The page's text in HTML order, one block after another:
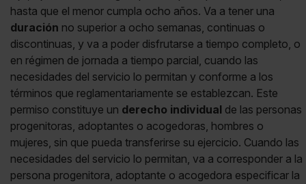
hasta que el menor cumpla ocho años. Va a tener una
duración no superior a ocho semanas, continuas o
discontinuas, y va a poder disfrutarse a tiempo completo, o
en régimen de jornada a tiempo parcial, cuando las
necesidades del servicio lo permitan y conforme a los
términos que reglamentariamente se establezcan. Este
permiso constituye un derecho individual de las personas
progenitoras, adoptantes o acogedoras, hombres o
mujeres, sin que pueda transferirse su ejercicio. Cuando las
necesidades del servicio lo permitan, va a corresponder a la
persona progenitora, adoptante o acogedora especificar la